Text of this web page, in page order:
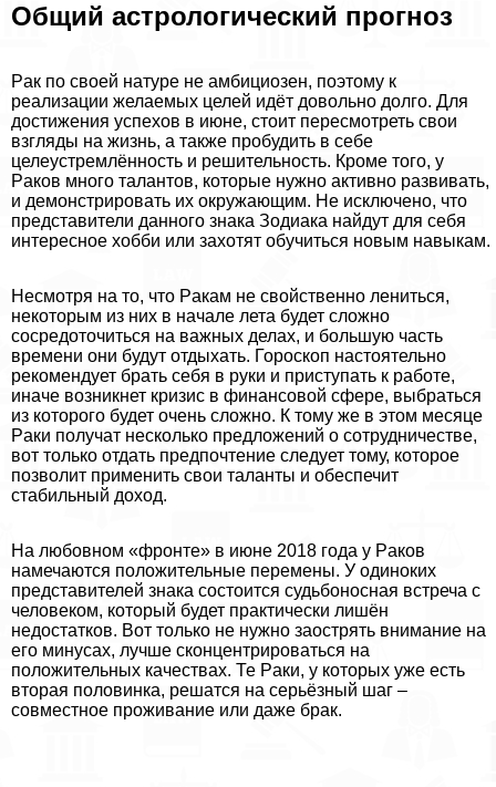
Общий астрологический прогноз
Paк по своей натуре не амбициозен, поэтому к
реализации желаемых целей идёт довольно долго. Для
достижения успехов в июне, стоит пересмотреть свои
взгляды на жизнь, а также пробудить в себе
целеустремлённость и решительность. Кроме того, у
Paков много талантов, которые нужно активно развивать,
и демонстрировать их окружающим. Не исключено, что
представители данного знака Зодиака найдут для себя
интересное хобби или захотят обучиться новым навыкам.
Несмотря на то, что Paкам не свойственно лениться,
некоторым из них в начале лета будет сложно
сосредоточиться на важных делах, и большую часть
времени они будут отдыхать. Гороскоп настоятельно
рекомендует брать себя в руки и приступать к работе,
иначе возникнет кризис в финансовой сфере, выбраться
из которого будет очень сложно. К тому же в этом месяце
Paки получат несколько предложений о сотрудничестве,
вот только отдать предпочтение следует тому, которое
позволит применить свои таланты и обеспечит
стабильный доход.
На любовном «фронте» в июне 2018 года у Paков
намечаются положительные перемены. У одиноких
представителей знака состоится судьбоносная встреча с
человеком, который будет пpaктически лишён
недостатков. Вот только не нужно заострять внимание на
его минусах, лучше сконцентрироваться на
положительных качествах. Те Paки, у которых уже есть
вторая половинка, решатся на серьёзный шаг –
совместное проживание или даже бpaк.